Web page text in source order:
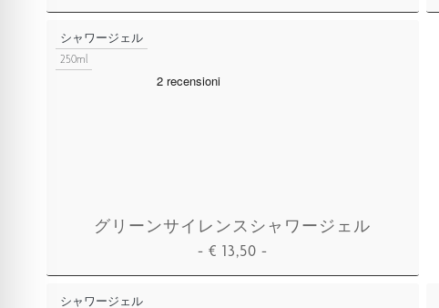
シャワージェル
250ml
グリーンサイレンスシャワージェル
- € 13,50 -
シャワージェル